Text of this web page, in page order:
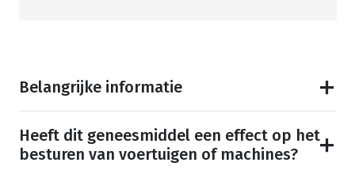
Belangrijke informatie
Heeft dit geneesmiddel een effect op het
besturen van voertuigen of machines?